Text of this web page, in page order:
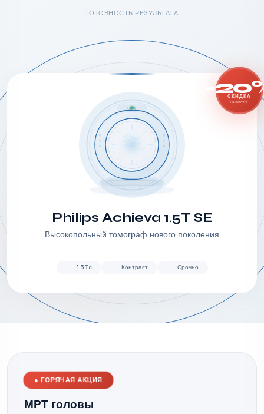
ГОТОВНОСТЬ РЕЗУЛЬТАТА
- СКИДКА
на все МРТ
MRI
Philips Achieva 1.5T SE
Высокопольный томограф нового поколения
1.5 Тл Контраст Срочно
● ГОРЯЧАЯ АКЦИЯ
МРТ головы